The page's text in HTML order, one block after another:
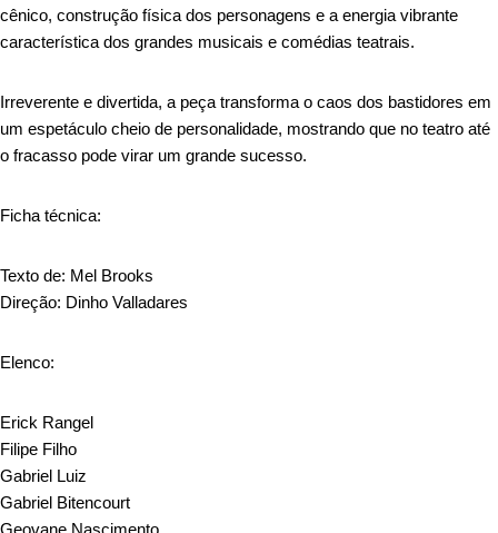
cênico, construção física dos personagens e a energia vibrante
característica dos grandes musicais e comédias teatrais.
Irreverente e divertida, a peça transforma o caos dos bastidores em
um espetáculo cheio de personalidade, mostrando que no teatro até
o fracasso pode virar um grande sucesso.
Ficha técnica:
Texto de: Mel Brooks
Direção: Dinho Valladares
Elenco:
Erick Rangel
Filipe Filho
Gabriel Luiz
Gabriel Bitencourt